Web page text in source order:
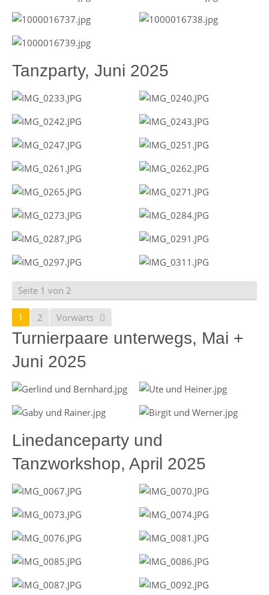
Tanzparty, Juni 2025
Seite 1 von 2
1 2 Vorwärts
Turnierpaare unterwegs, Mai +
Juni 2025
Linedanceparty und
Tanzworkshop, April 2025